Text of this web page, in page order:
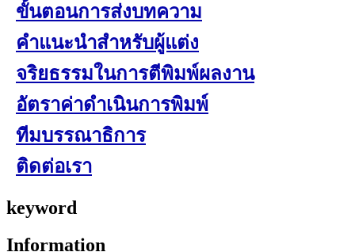
ขั้นตอนการส่งบทความ
คำแนะนำสำหรับผู้แต่ง
จริยธรรมในการตีพิมพ์ผลงาน
อัตราค่าดำเนินการพิมพ์
ทีมบรรณาธิการ
ติดต่อเรา
keyword
Information